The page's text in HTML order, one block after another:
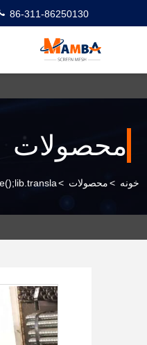
86-311-86250130
محصولات
خونه >محصولات >